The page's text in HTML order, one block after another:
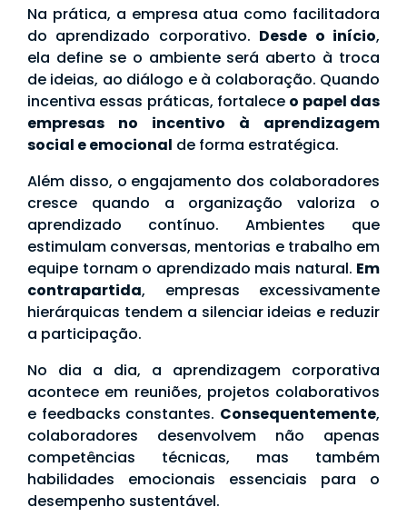
Na prática, a empresa atua como facilitadora
do aprendizado corporativo. Desde o início,
ela define se o ambiente será aberto à troca
de ideias, ao diálogo e à colaboração. Quando
incentiva essas práticas, fortalece o papel das
empresas no incentivo à aprendizagem
social e emocional de forma estratégica.
Além disso, o engajamento dos colaboradores
cresce quando a organização valoriza o
aprendizado contínuo. Ambientes que
estimulam conversas, mentorias e trabalho em
equipe tornam o aprendizado mais natural. Em
contrapartida, empresas excessivamente
hierárquicas tendem a silenciar ideias e reduzir
a participação.
No dia a dia, a aprendizagem corporativa
acontece em reuniões, projetos colaborativos
e feedbacks constantes. Consequentemente,
colaboradores desenvolvem não apenas
competências técnicas, mas também
habilidades emocionais essenciais para o
desempenho sustentável.